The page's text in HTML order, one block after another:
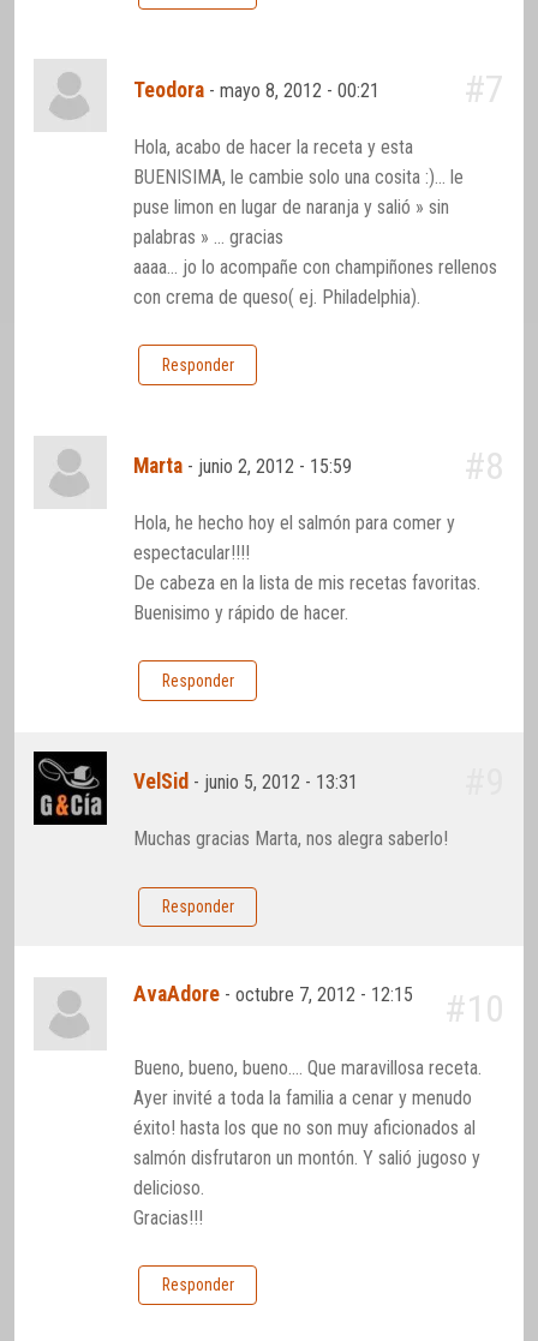
Teodora -mayo 8, 2012 - 00:21 #7
Hola, acabo de hacer la receta y esta
BUENISIMA, le cambie solo una cosita :)… le
puse limon en lugar de naranja y salió » sin
palabras » … gracias
aaaa… jo lo acompañe con champiñones rellenos
con crema de queso( ej. Philadelphia).
Responder
Marta - junio 2, 2012 - 15:59 #8
Hola, he hecho hoy el salmón para comer y
espectacular!!!!
De cabeza en la lista de mis recetas favoritas.
Buenisimo y rápido de hacer.
Responder
VelSid - junio 5, 2012 - 13:31
Muchas gracias Marta, nos alegra saberlo!
Responder
AvaAdore -octubre 7, 2012 - 12:15 #10
Bueno, bueno, bueno…. Que maravillosa receta.
Ayer invité a toda la familia a cenar y menudo
éxito! hasta los que no son muy aficionados al
salmón disfrutaron un montón. Y salió jugoso y
delicioso.
Gracias!!!
Responder